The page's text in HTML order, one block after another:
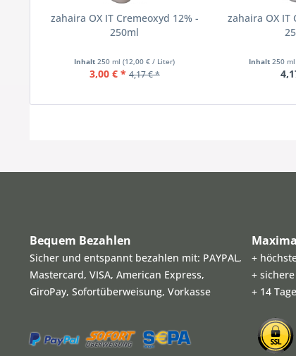
zahaira OX IT Cremeoxyd 12% -
250ml
Inhalt250 ml(12,00 € / Liter)
3,00 € * 4,17 € *
zahaira OX IT
Inhalt 250 ml
Bequem Bezahlen
Sicher und entspannt bezahlen mit: PAYPAL,
Mastercard, VISA, American Express,
GiroPay, Sofortüberweisung, Vorkasse
+
+
+ 14